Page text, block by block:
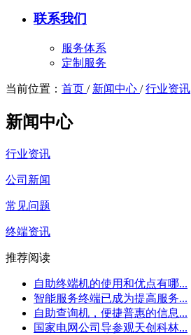
联系我们
服务体系
定制服务
当前位置： 首页 / 新闻中心 /行业资讯
新闻中心
行业资讯
公司新闻
常见问题
终端资讯
推荐阅读
自助终端机的使用和优点有哪...
智能服务终端已成为提高服务...
自助查询机，便捷普惠的信息...
国家电网公司导参观天创科林...